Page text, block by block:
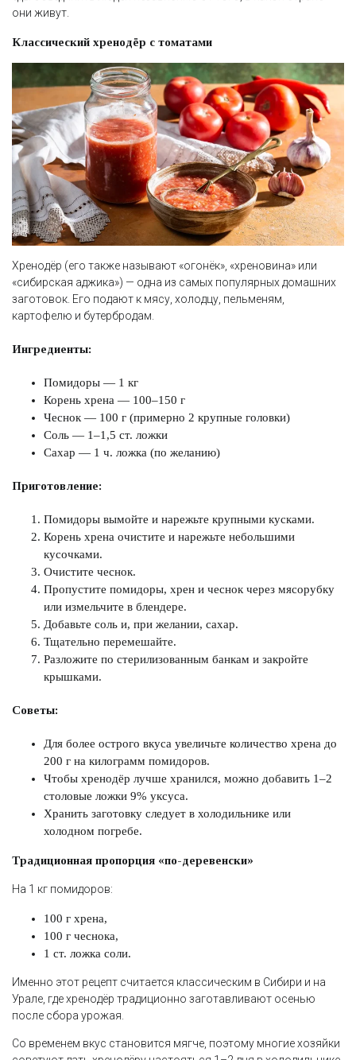
они живут.
Классический хренодёр с томатами
Хренодёр (его также называют «огонёк», «хреновина» или
«сибирская аджика») — одна из самых популярных домашних
заготовок. Его подают к мясу, холодцу, пельменям,
картофелю и бутербродам.
Ингредиенты:
Помидоры — 1 кг
Корень хрена — 100–150 г
Чеснок — 100 г (примерно 2 крупные головки)
Соль — 1–1,5 ст. ложки
Сахар — 1 ч. ложка (по желанию)
Приготовление:
Помидоры вымойте и нарежьте крупными кусками.
Корень хрена очистите и нарежьте небольшими
кусочками.
Очистите чеснок.
Пропустите помидоры, хрен и чеснок через мясорубку
или измельчите в блендере.
Добавьте соль и, при желании, сахар.
Тщательно перемешайте.
Разложите по стерилизованным банкам и закройте
крышками.
Советы:
Для более острого вкуса увеличьте количество хрена до
200 г на килограмм помидоров.
Чтобы хренодёр лучше хранился, можно добавить 1–2
столовые ложки 9% уксуса.
Хранить заготовку следует в холодильнике или
холодном погребе.
Традиционная пропорция «по-деревенски»
На 1 кг помидоров:
100 г хрена,
100 г чеснока,
1 ст. ложка соли.
Именно этот рецепт считается классическим в Сибири и на
Урале, где хренодёр традиционно заготавливают осенью
после сбора урожая.
Со временем вкус становится мягче, поэтому многие хозяйки